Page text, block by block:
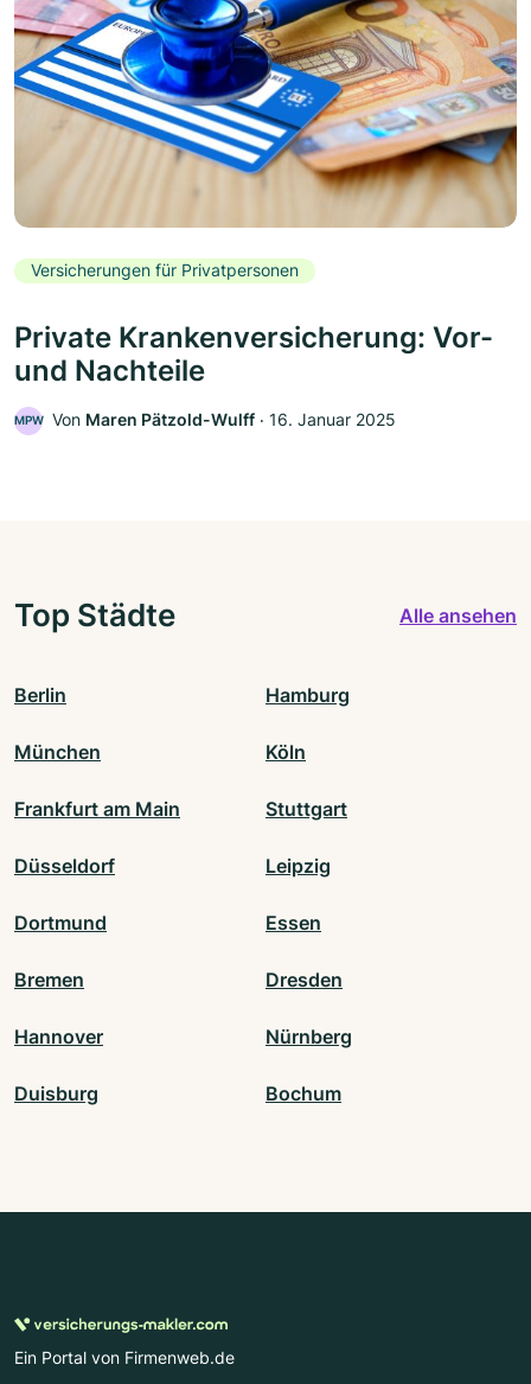
Versicherungen für Privatpersonen
Private Krankenversicherung: Vor-
und Nachteile
MPW Von Maren Pätzold-Wulff ‧ 16. Januar 2025
Top Städte Alle ansehen
Berlin Hamburg
München Köln
Frankfurt am Main Stuttgart
Düsseldorf Leipzig
Dortmund Essen
Bremen Dresden
Hannover Nürnberg
Duisburg Bochum
Ein Portal von Firmenweb.de